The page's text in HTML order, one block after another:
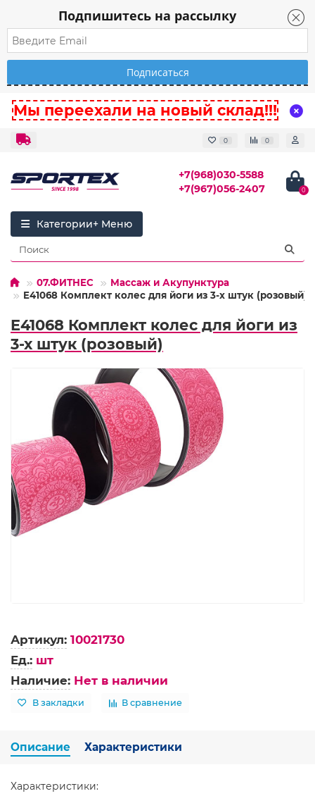
Подпишитесь на рассылку
Мы переехали на новый склад!!!
0 0
+7(968)030-5588
+7(967)056-2407
0
Категории
07.ФИТНЕС
Массаж и Акупунктура
E41068 Комплект колес для йоги из 3-х штук (розовый)
E41068 Комплект колес для йоги из
3-х штук (розовый)
Артикул: 10021730
Ед.: шт
Наличие: Нет в наличии
В закладки В сравнение
Описание Характеристики
Характеристики: